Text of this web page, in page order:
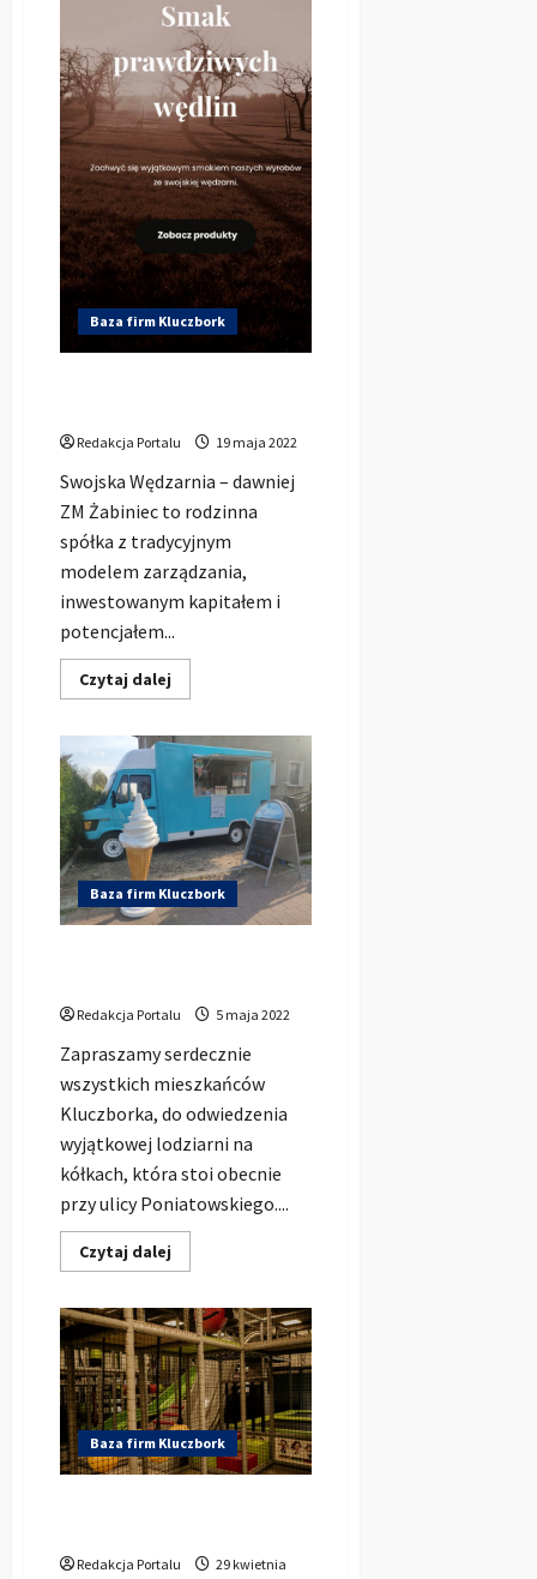
o.o.
Baza firm Kluczbork
Redakcja Portalu 19 maja 2022
Swojska Wędzarnia – dawniej
ZM Żabiniec to rodzinna
spółka z tradycyjnym
modelem zarządzania,
inwestowanym kapitałem i
potencjałem...
Czytaj dalej
się
Zakłady
Mięsne
Żabiniec
sp.
o.o.
Baza firm Kluczbork
Redakcja Portalu 5 maja 2022
Zapraszamy serdecznie
wszystkich mieszkańców
Kluczborka, do odwiedzenia
wyjątkowej lodziarni na
kółkach, która stoi obecnie
przy ulicy Poniatowskiego....
Czytaj dalej
się
Lodziarnia
na
kółkach
–
pyszne
lody
w
Kluczborku
Baza firm Kluczbork
Redakcja Portalu 29 kwietnia